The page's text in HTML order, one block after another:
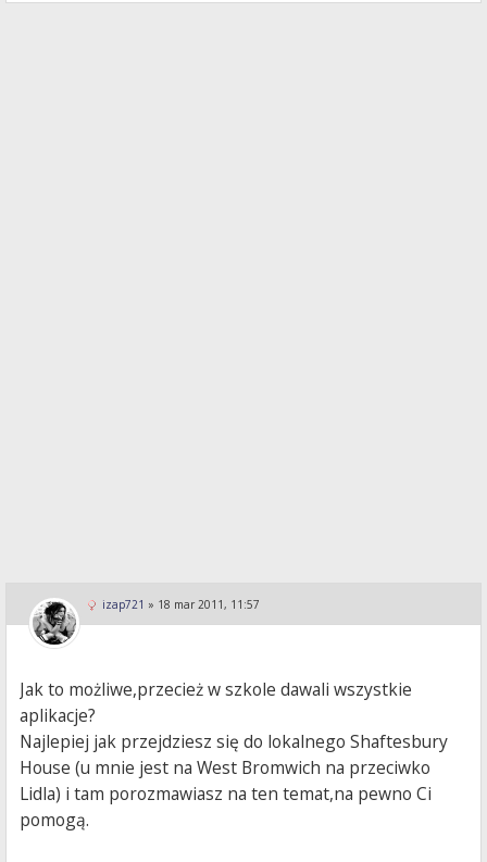
izap721 » 18 mar 2011, 11:57
Jak to możliwe,przecież w szkole dawali wszystkie
aplikacje?
Najlepiej jak przejdziesz się do lokalnego Shaftesbury
House (u mnie jest na West Bromwich na przeciwko
Lidla) i tam porozmawiasz na ten temat,na pewno Ci
pomogą.